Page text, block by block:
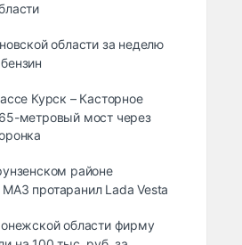
области за неделю
Курск – Касторное
метровый мост через
районе
протаранил Lada Vesta
области фирму